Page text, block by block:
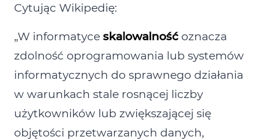
Cytując Wikipedię:
„W informatyce skalowalność oznacza
zdolność oprogramowania lub systemów
informatycznych do sprawnego działania
w warunkach stale rosnącej liczby
użytkowników lub zwiększającej się
objętości przetwarzanych danych,